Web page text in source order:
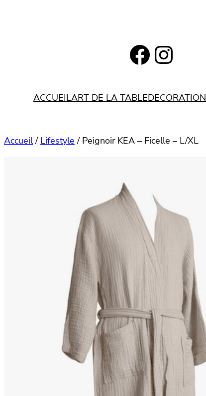
https://www.facebook.com/bohemianlifestyle.be Instagram
ACCUEILART DE LA TABLEDECORATION
Accueil/ Lifestyle / Peignoir KEA – Ficelle – L/XL